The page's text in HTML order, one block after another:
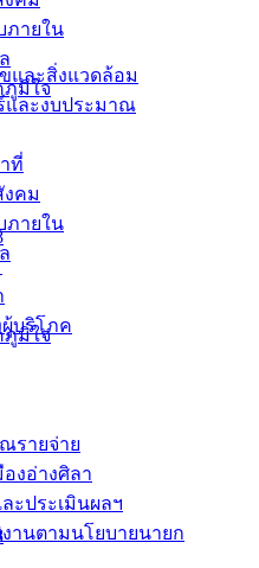
ภายใน
ภูมิใจ
บริโภค
รายจ่าย
งอ่างศิลา
ะประเมินผลฯ
านตามนโยบายนายก
และสิ่งแวดล้อม
และงบประมาณ
ที่
งคม
ภายใน
ภูมิใจ